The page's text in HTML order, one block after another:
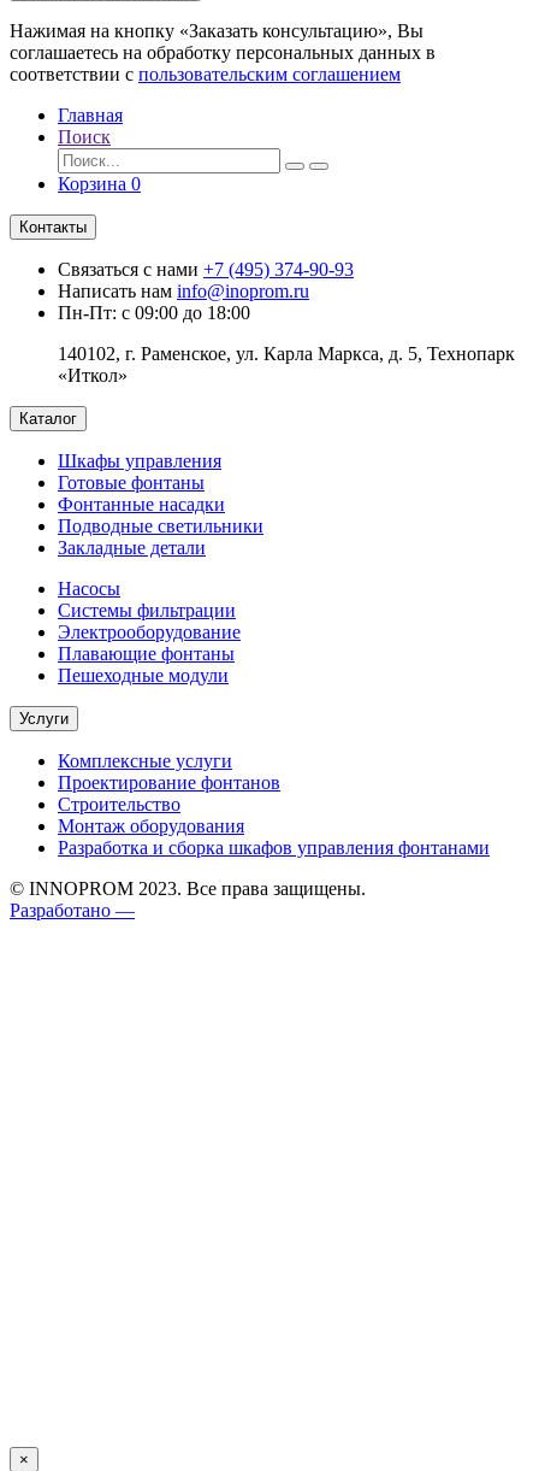
Нажимая на кнопку «Заказать консультацию», Вы
соглашаетесь на обработку персональных данных в
соответствии с пользовательским соглашением
Главная
Поиск
Корзина 0
Контакты
Связаться с нами +7 (495) 374-90-93
Написать нам info@inoprom.ru
Пн-Пт: с 09:00 до 18:00
140102, г. Раменское, ул. Карла Маркса, д. 5, Технопарк
«Иткол»
Каталог
Шкафы управления
Готовые фонтаны
Фонтанные насадки
Подводные светильники
Закладные детали
Насосы
Системы фильтрации
Электрооборудование
Плавающие фонтаны
Пешеходные модули
Услуги
Комплексные услуги
Проектирование фонтанов
Строительство
Монтаж оборудования
Разработка и сборка шкафов управления фонтанами
© INNOPROM 2023. Все права защищены.
Разработано —
×